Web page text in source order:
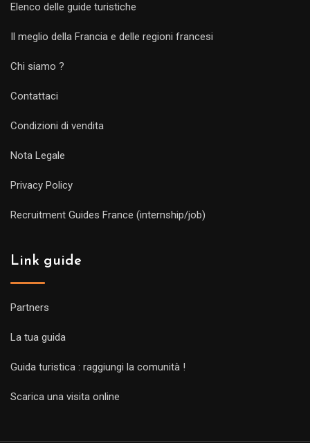
Elenco delle guide turistiche
Il meglio della Francia e delle regioni francesi
Chi siamo ?
Contattaci
Condizioni di vendita
Nota Legale
Privacy Policy
Recruitment Guides France (internship/job)
Link guide
Partners
La tua guida
Guida turistica : raggiungi la comunità !
Scarica una visita online